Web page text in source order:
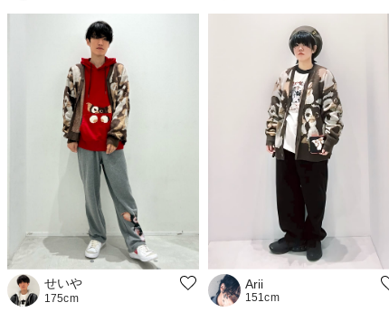
せいや
175cm
Arii
151cm